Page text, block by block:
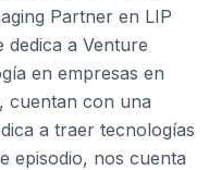
Partner en LIP
dedica a Venture
en empresas en
cuentan con una
a traer tecnologías
episodio, nos cuenta